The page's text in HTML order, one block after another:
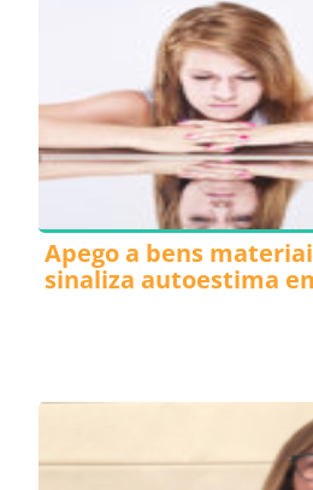
Apego a bens
sinaliza autoestima